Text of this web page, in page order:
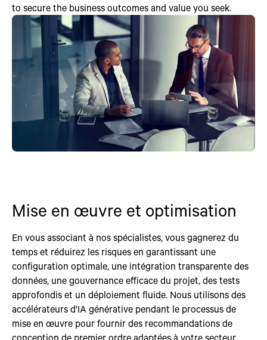
to secure the business outcomes and value you seek.
Mise en œuvre et optimisation
En vous associant à nos spécialistes, vous gagnerez du
temps et réduirez les risques en garantissant une
configuration optimale, une intégration transparente des
données, une gouvernance efficace du projet, des tests
approfondis et un déploiement fluide. Nous utilisons des
accélérateurs d'IA générative pendant le processus de
mise en œuvre pour fournir des recommandations de
conception de premier ordre adaptées à votre secteur